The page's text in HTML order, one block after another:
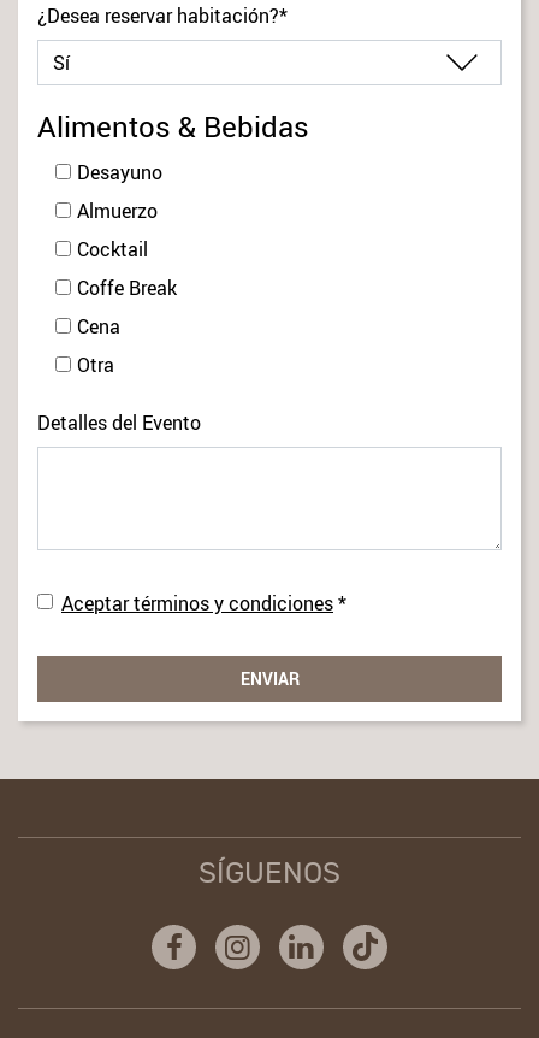
¿Desea reservar habitación?*
Alimentos & Bebidas
Desayuno
Almuerzo
Cocktail
Coffe Break
Cena
Otra
Detalles del Evento
Aviso legal
Aceptar términos y condiciones*
ENVIAR
SÍGUENOS
FacebookInstagram
LinkedinTiktok